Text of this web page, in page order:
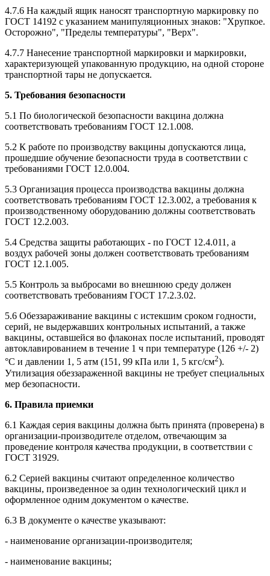
4.7.6 На каждый ящик наносят транспортную маркировку по
ГОСТ 14192 с указанием манипуляционных знаков: "Хрупкое.
Осторожно", "Пределы температуры", "Верх".
4.7.7 Нанесение транспортной маркировки и маркировки,
характеризующей упакованную продукцию, на одной стороне
транспортной тары не допускается.
5. Требования безопасности
5.1 По биологической безопасности вакцина должна
соответствовать требованиям ГОСТ 12.1.008.
5.2 К работе по производству вакцины допускаются лица,
прошедшие обучение безопасности труда в соответствии с
требованиями ГОСТ 12.0.004.
5.3 Организация процесса производства вакцины должна
соответствовать требованиям ГОСТ 12.3.002, а требования к
производственному оборудованию должны соответствовать
ГОСТ 12.2.003.
5.4 Средства защиты работающих - по ГОСТ 12.4.011, а
воздух рабочей зоны должен соответствовать требованиям
ГОСТ 12.1.005.
5.5 Контроль за выбросами во внешнюю среду должен
соответствовать требованиям ГОСТ 17.2.3.02.
5.6 Обеззараживание вакцины с истекшим сроком годности,
серий, не выдержавших контрольных испытаний, а также
вакцины, оставшейся во флаконах после испытаний, проводят
автоклавированием в течение 1 ч при температуре (126 +/- 2)
°C и давлении 1, 5 атм (151, 99 кПа или 1, 5 кгс/см2).
Утилизация обеззараженной вакцины не требует специальных
мер безопасности.
6. Правила приемки
6.1 Каждая серия вакцины должна быть принята (проверена) в
организации-производителе отделом, отвечающим за
проведение контроля качества продукции, в соответствии с
ГОСТ 31929.
6.2 Серией вакцины считают определенное количество
вакцины, произведенное за один технологический цикл и
оформленное одним документом о качестве.
6.3 В документе о качестве указывают:
- наименование организации-производителя;
- наименование вакцины;